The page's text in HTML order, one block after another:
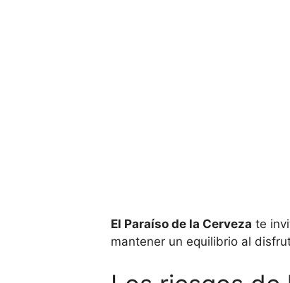
El Paraíso de la Cerveza te
mantener un equilibrio al